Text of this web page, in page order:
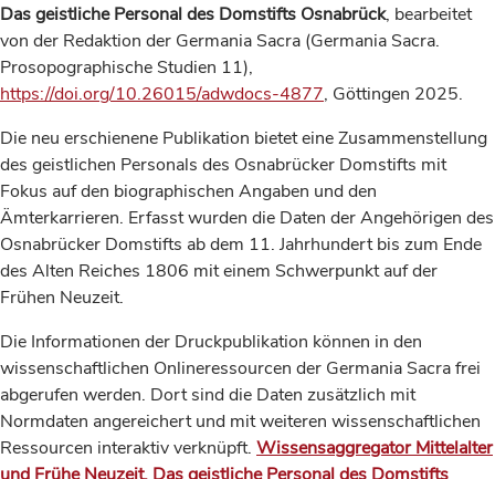
Das geistliche Personal des Domstifts Osnabrück, bearbeitet
von der Redaktion der Germania Sacra (Germania Sacra.
Prosopographische Studien 11),
https://doi.org/10.26015/adwdocs-4877, Göttingen 2025.
Die neu erschienene Publikation bietet eine Zusammenstellung
des geistlichen Personals des Osnabrücker Domstifts mit
Fokus auf den biographischen Angaben und den
Ämterkarrieren. Erfasst wurden die Daten der Angehörigen des
Osnabrücker Domstifts ab dem 11. Jahrhundert bis zum Ende
des Alten Reiches 1806 mit einem Schwerpunkt auf der
Frühen Neuzeit.
Die Informationen der Druckpublikation können in den
wissenschaftlichen Onlineressourcen der Germania Sacra frei
abgerufen werden. Dort sind die Daten zusätzlich mit
Normdaten angereichert und mit weiteren wissenschaftlichen
Ressourcen interaktiv verknüpft. Wissensaggregator Mittelalter